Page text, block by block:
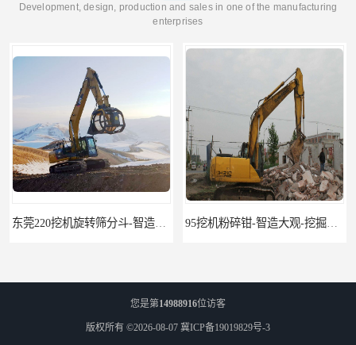
Development, design, production and sales in one of the manufacturing
enterprises
您是第14988916位访客
版权所有 ©2026-08-07 冀ICP备19019829号-3